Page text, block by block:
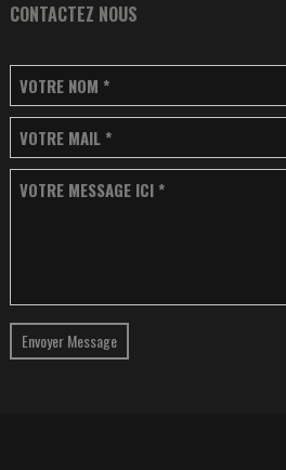
CONTACTEZ NOUS
VOTRE NOM *
VOTRE MAIL *
VOTRE MESSAGE ICI *
Envoyer Message